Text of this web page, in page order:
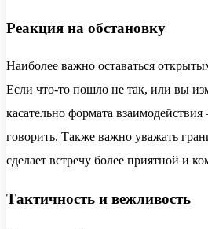
Реакция на обстановку
Наиболее важно оставаться
Если что-то пошло не так, или вы
касательно формата взаимодействия
говорить. Также важно уважать
сделает встречу более приятной и
Тактичность и вежливость